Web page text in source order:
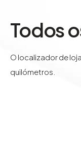
Todos
O localizador de
quilómetros.